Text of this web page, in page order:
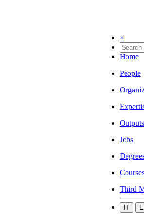
×
Home
People
Outputs
Jobs
Courses
Third
IT